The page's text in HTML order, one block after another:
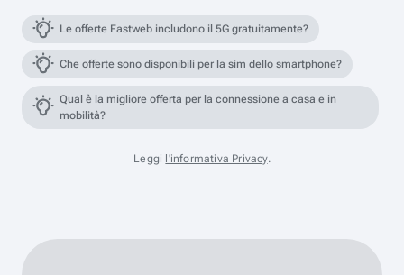
Le offerte Fastweb includono il 5G gratuitamente?
Che offerte sono disponibili per la sim dello smartphone?
Qual è la migliore offerta per la connessione a casa e in
mobilità?
Leggi l'informativa Privacy.